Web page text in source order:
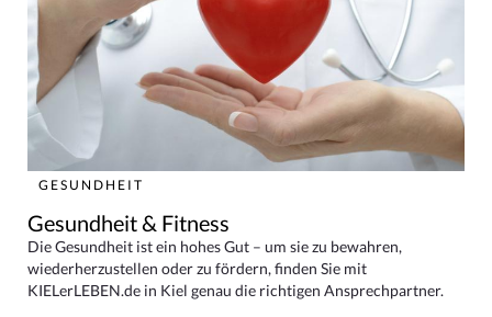
GESUNDHEIT
Gesundheit & Fitness
Die Gesundheit ist ein hohes Gut – um sie zu bewahren,
wiederherzustellen oder zu fördern, finden Sie mit
KIELerLEBEN.de in Kiel genau die richtigen Ansprechpartner.